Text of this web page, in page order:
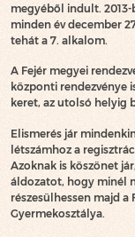
megyéből indult.
minden év december
tehát a 7. alkalom.
A Fejér megyei
központi rendezvénye
keret, az utolsó helyig
Elismerés jár
létszámhoz a
Azoknak is köszönet
áldozatot, hogy minél
részesülhessen majd a
Gyermekosztálya.